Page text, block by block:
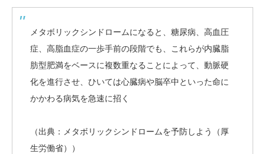
メタボリックシンドロームになると、糖尿病、高血圧
症、高脂血症の一歩手前の段階でも、これらが内臓脂
肪型肥満をベースに複数重なることによって、動脈硬
化を進行させ、ひいては心臓病や脳卒中といった命に
かかわる病気を急速に招く
（出典：メタボリックシンドロームを予防しよう（厚
生労働省））